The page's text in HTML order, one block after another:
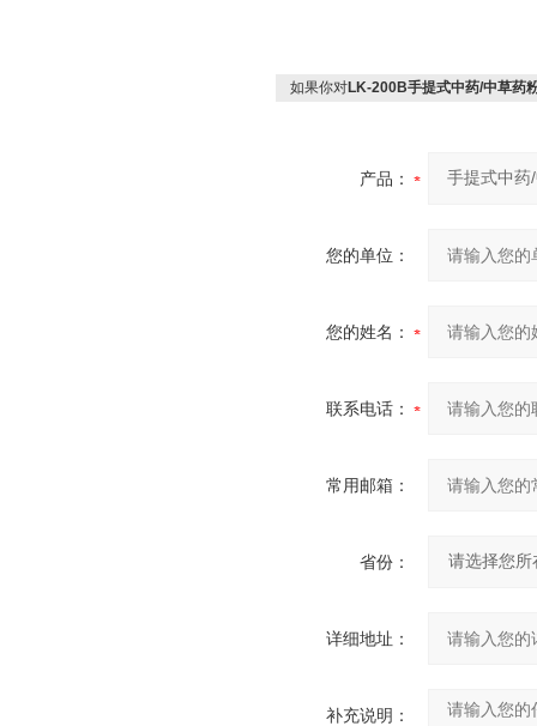
如果你对LK-200B手提式中药/中草药
产品：
您的单位：
您的姓名：
联系电话：
常用邮箱：
省份：
详细地址：
补充说明：